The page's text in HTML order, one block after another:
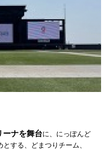
ーナを舞台に、にっぽんど
する、どまつりチーム、